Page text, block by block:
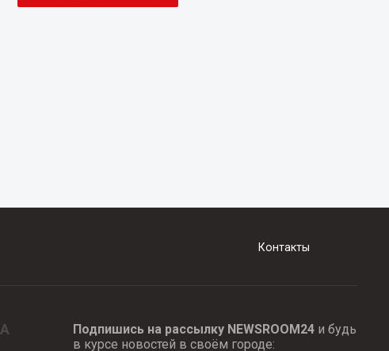
Контакты
Подпишись на рассылку NEWSROOM24и будь
в курсе новостей в своём городе: